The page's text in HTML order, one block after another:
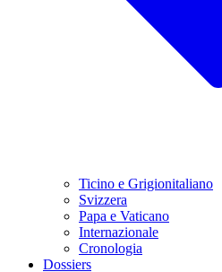
Ticino e Grigionitaliano
Svizzera
Papa e Vaticano
Internazionale
Cronologia
Dossiers